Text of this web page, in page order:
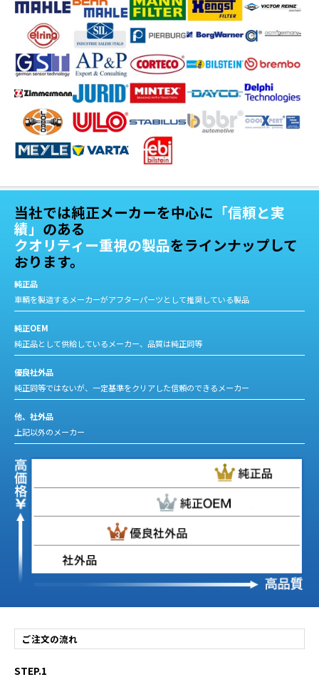
当社では純正メーカーを中心に 「信頼と実
績」 のある
クオリティー重視の製品をラインナップして
おります。
純正品
車輌を製造するメーカーがアフターパーツとして推奨している製品
純正OEM
純正品として供給しているメーカー、品質は純正同等
優良社外品
純正同等ではないが、一定基準をクリアした信頼のできるメーカー
他、社外品
上記以外のメーカー
ご注文の流れ
STEP.1